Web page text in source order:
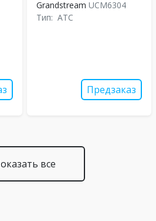
Grandstream UCM6304
Тип: АТС
Предзаказ
все